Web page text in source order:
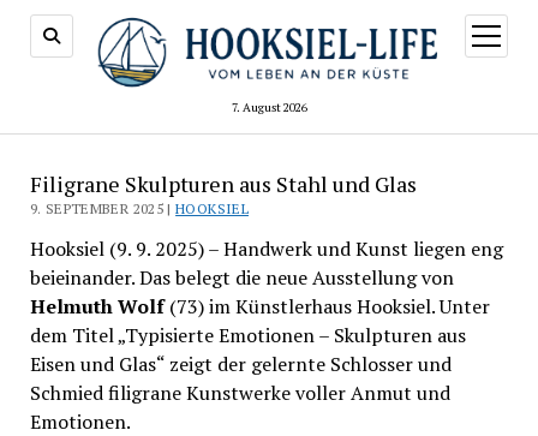
7. August 2026
Menü
öffnen
Filigrane Skulpturen aus Stahl und Glas
9. SEPTEMBER 2025 |HOOKSIEL
Hooksiel (9. 9. 2025) – Handwerk und Kunst liegen eng
beieinander. Das belegt die neue Ausstellung von
Helmuth Wolf(73) im Künstlerhaus Hooksiel. Unter
dem Titel „Typisierte Emotionen – Skulpturen aus
Eisen und Glas“ zeigt der gelernte Schlosser und
Schmied filigrane Kunstwerke voller Anmut und
Emotionen.